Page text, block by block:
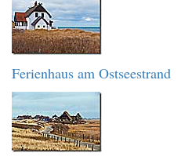
Ferienhaus am Ostseestrand